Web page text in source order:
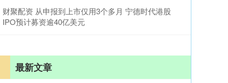
财聚配资 从申报到上市仅用3个多月 宁德时代港股
IPO预计募资逾40亿美元
最新文章